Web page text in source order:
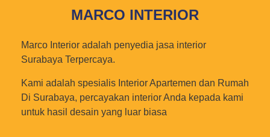
MARCO INTERIOR
Marco Interior adalah penyedia jasa interior
Surabaya Terpercaya.
Kami adalah spesialis Interior Apartemen dan Rumah
Di Surabaya, percayakan interior Anda kepada kami
untuk hasil desain yang luar biasa